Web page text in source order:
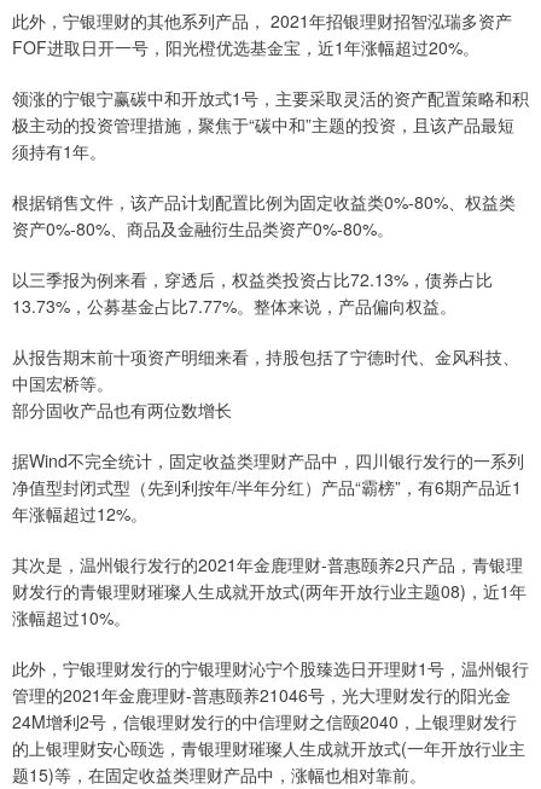
此外，宁银理财的其他系列产品， 2021年招银理财招智泓瑞多资产
FOF进取日开一号，阳光橙优选基金宝，近1年涨幅超过20%。
领涨的宁银宁赢碳中和开放式1号，主要采取灵活的资产配置策略和积
极主动的投资管理措施，聚焦于“碳中和”主题的投资，且该产品最短
须持有1年。
根据销售文件，该产品计划配置比例为固定收益类0%-80%、权益类
资产0%-80%、商品及金融衍生品类资产0%-80%。
以三季报为例来看，穿透后，权益类投资占比72.13%，债券占比
13.73%，公募基金占比7.77%。整体来说，产品偏向权益。
从报告期末前十项资产明细来看，持股包括了宁德时代、金风科技、
中国宏桥等。
部分固收产品也有两位数增长
据Wind不完全统计，固定收益类理财产品中，四川银行发行的一系列
净值型封闭式型（先到利按年/半年分红）产品“霸榜”，有6期产品近1
年涨幅超过12%。
其次是，温州银行发行的2021年金鹿理财-普惠颐养2只产品，青银理
财发行的青银理财璀璨人生成就开放式(两年开放行业主题08)，近1年
涨幅超过10%。
此外，宁银理财发行的宁银理财沁宁个股臻选日开理财1号，温州银行
管理的2021年金鹿理财-普惠颐养21046号，光大理财发行的阳光金
24M增利2号，信银理财发行的中信理财之信颐2040，上银理财发行
的上银理财安心颐选，青银理财璀璨人生成就开放式(一年开放行业主
题15)等，在固定收益类理财产品中，涨幅也相对靠前。